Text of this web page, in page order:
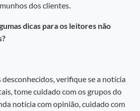
dos clientes.
dicas para os leitores não
verifique se a notícia
tome cuidado com os grupos do
notícia com opinião, cuidado com